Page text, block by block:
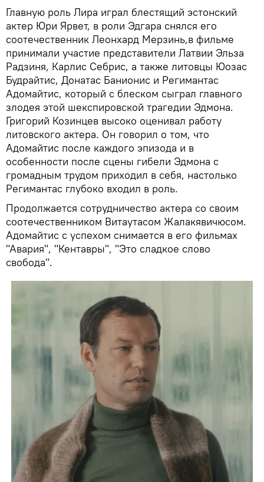
Главную роль Лира играл блестящий эстонский
актер Юри Ярвет, в роли Эдгара снялся его
соотечественник Леонхард Мерзинь,в фильме
принимали участие представители Латвии Эльза
Радзиня, Карлис Себрис, а также литовцы Юозас
Будрайтис, Донатас Банионис и Регимантас
Адомайтис, который с блеском сыграл главного
злодея этой шекспировской трагедии Эдмона.
Григорий Козинцев высоко оценивал работу
литовского актера. Он говорил о том, что
Адомайтис после каждого эпизода и в
особенности после сцены гибели Эдмона с
громадным трудом приходил в себя, настолько
Регимантас глубоко входил в роль.
Продолжается сотрудничество актера со своим
соотечественником Витаутасом Жалакявичюсом.
Адомайтис с успехом снимается в его фильмах
"Авария", "Кентавры", "Это сладкое слово
свобода".